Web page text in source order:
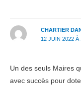
CHARTIER
12 JUIN 2022 À
Un des seuls Maires
avec succès pour